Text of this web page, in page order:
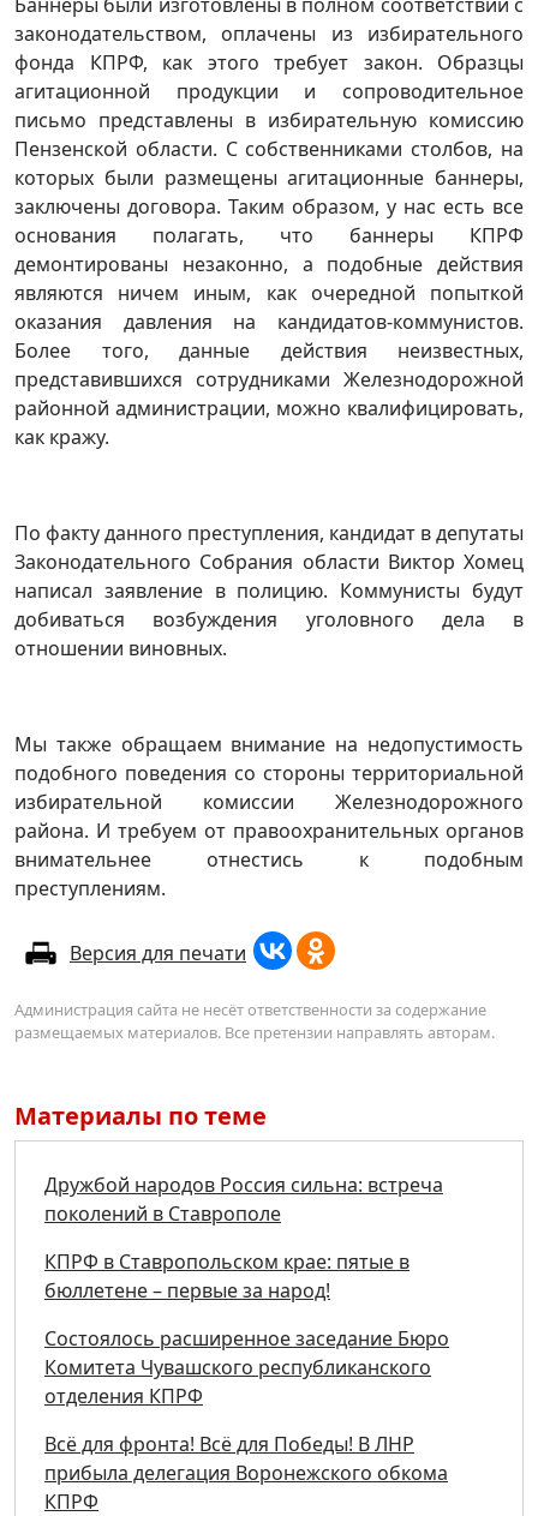
законодательством, оплачены из избирательного
фонда КПРФ, как этого требует закон. Образцы
агитационной продукции и сопроводительное
письмо представлены в избирательную комиссию
Пензенской области. С собственниками столбов, на
которых были размещены агитационные баннеры,
заключены договора. Таким образом, у нас есть все
основания полагать, что баннеры КПРФ
демонтированы незаконно, а подобные действия
являются ничем иным, как очередной попыткой
оказания давления на кандидатов-коммунистов.
Более того, данные действия неизвестных,
представившихся сотрудниками Железнодорожной
районной администрации, можно квалифицировать,
как кражу.
По факту данного преступления, кандидат в депутаты
Законодательного Собрания области Виктор Хомец
написал заявление в полицию. Коммунисты будут
добиваться возбуждения уголовного дела в
отношении виновных.
Мы также обращаем внимание на недопустимость
подобного поведения со стороны территориальной
избирательной комиссии Железнодорожного
района. И требуем от правоохранительных органов
внимательнее отнестись к подобным
преступлениям.
Версия для печати
Администрация сайта не несёт ответственности за содержание
размещаемых материалов. Все претензии направлять авторам.
Материалы по теме
Дружбой народов Россия сильна: встреча
поколений в Ставрополе
КПРФ в Ставропольском крае: пятые в
бюллетене – первые за народ!
Состоялось расширенное заседание Бюро
Комитета Чувашского республиканского
отделения КПРФ
Всё для фронта! Всё для Победы! В ЛНР
прибыла делегация Воронежского обкома
КПРФ